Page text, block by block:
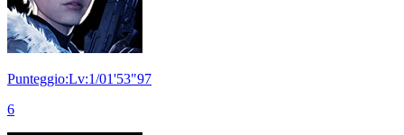
Punteggio:Lv:1/01'53"97
6